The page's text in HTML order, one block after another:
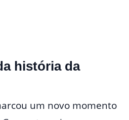
história da
um novo momento